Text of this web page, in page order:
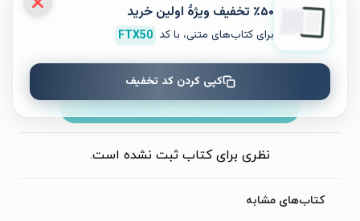
ثبت نظر
نظری برای کتاب ثبت نشده است.
کتاب‌های مشابه
٪۵۰ تخفیف ویژۀ اولین خرید
برای کتاب‌های متنی، با کد FTX50
کپی کردن کد تخفیف